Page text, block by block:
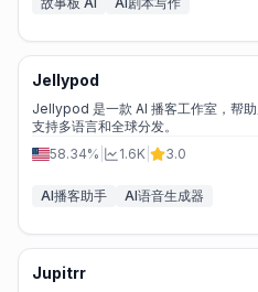
Jellypod
Jellypod 是一款 AI 播客工作室，帮
支持多语言和全球分发。
58.34%
1.6K 3.0
AI播客助手 AI语音生成器
Jupitrr